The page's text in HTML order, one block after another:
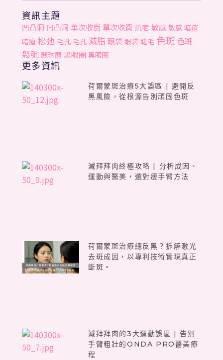
資訊主題
凹凸洞 凹凸洞 单次收费 單次收費 抗老 敏感 敏感 暗疮
暗瘡 松弛 毛孔 毛孔 減脂 眼袋 眼袋 睫毛 色斑 色斑
鬆弛 麗珠蘭 黑眼圈 黑眼圈
更多資訊
荷爾蒙斑治療5大誤區 | 避開反
黑風險，從根源告別頑固色斑
減拜拜肉終極攻略 | 分析成因、
運動與醫美，選對瘦手臂方法
荷爾蒙斑治療總反黑？拆解激光
去斑成因，以專利技術實現真正
斷斑。
減拜拜肉的3大運動誤區 | 告別
手臂粗壯的ONDA PRO醫美療
程